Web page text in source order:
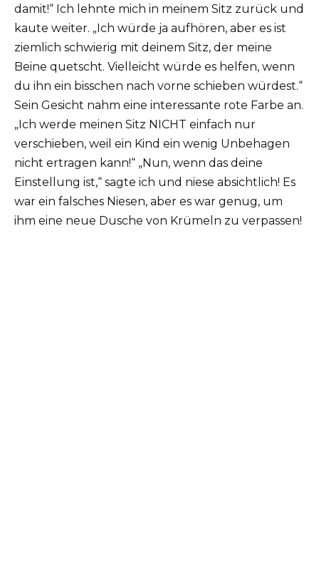
damit!“ Ich lehnte mich in meinem Sitz zurück und
kaute weiter. „Ich würde ja aufhören, aber es ist
ziemlich schwierig mit deinem Sitz, der meine
Beine quetscht. Vielleicht würde es helfen, wenn
du ihn ein bisschen nach vorne schieben würdest.“
Sein Gesicht nahm eine interessante rote Farbe an.
„Ich werde meinen Sitz NICHT einfach nur
verschieben, weil ein Kind ein wenig Unbehagen
nicht ertragen kann!“ „Nun, wenn das deine
Einstellung ist,“ sagte ich und niese absichtlich! Es
war ein falsches Niesen, aber es war genug, um
ihm eine neue Dusche von Krümeln zu verpassen!